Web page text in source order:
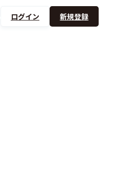
ログイン 新規登録